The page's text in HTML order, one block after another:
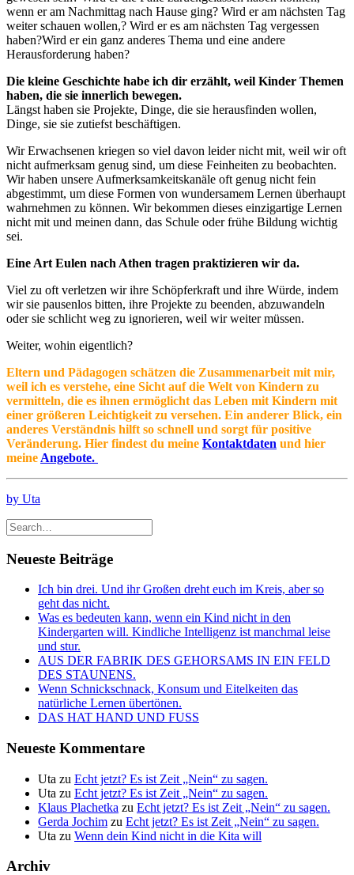
wenn er am Nachmittag nach Hause ging? Wird er am nächsten Tag
weiter schauen wollen,? Wird er es am nächsten Tag vergessen
haben?Wird er ein ganz anderes Thema und eine andere
Herausforderung haben?
Die kleine Geschichte habe ich dir erzählt, weil Kinder Themen
haben, die sie innerlich bewegen.
Längst haben sie Projekte, Dinge, die sie herausfinden wollen,
Dinge, sie sie zutiefst beschäftigen.
Wir Erwachsenen kriegen so viel davon leider nicht mit, weil wir oft
nicht aufmerksam genug sind, um diese Feinheiten zu beobachten.
Wir haben unsere Aufmerksamkeitskanäle oft genug nicht fein
abgestimmt, um diese Formen von wundersamem Lernen überhaupt
wahrnehmen zu können. Wir bekommen dieses einzigartige Lernen
nicht mit und meinen dann, das Schule oder frühe Bildung wichtig
sei.
Eine Art Eulen nach Athen tragen praktizieren wir da.
Viel zu oft verletzen wir ihre Schöpferkraft und ihre Würde, indem
wir sie pausenlos bitten, ihre Projekte zu beenden, abzuwandeln
oder sie schlicht weg zu ignorieren, weil wir weiter müssen.
Weiter, wohin eigentlich?
Eltern und Pädagogen schätzen die Zusammenarbeit mit mir,
weil ich es verstehe, eine Sicht auf die Welt von Kindern zu
vermitteln, die es ihnen ermöglicht das Leben mit Kindern mit
einer größeren Leichtigkeit zu versehen. Ein anderer Blick, ein
anderes Verständnis hilft so schnell und sorgt für positive
Veränderung. Hier findest du meine Kontaktdaten und hier
meine Angebote.
by Uta
Neueste Beiträge
Ich bin drei. Und ihr Großen dreht euch im Kreis, aber so
geht das nicht.
Was es bedeuten kann, wenn ein Kind nicht in den
Kindergarten will. Kindliche Intelligenz ist manchmal leise
und stur.
AUS DER FABRIK DES GEHORSAMS IN EIN FELD
DES STAUNENS.
Wenn Schnickschnack, Konsum und Eitelkeiten das
natürliche Lernen übertönen.
DAS HAT HAND UND FUSS
Neueste Kommentare
Uta zu Echt jetzt? Es ist Zeit „Nein“ zu sagen.
Uta zu Echt jetzt? Es ist Zeit „Nein“ zu sagen.
Klaus Plachetka zu Echt jetzt? Es ist Zeit „Nein“ zu sagen.
Gerda Jochim zu Echt jetzt? Es ist Zeit „Nein“ zu sagen.
Uta zu Wenn dein Kind nicht in die Kita will
Archiv